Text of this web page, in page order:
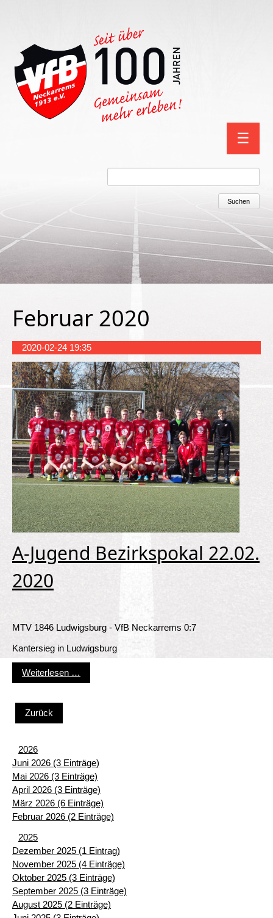
☰
Suchen
Februar 2020
2020-02-24 19:35
A-Jugend Bezirkspokal 22.02.
2020
MTV 1846 Ludwigsburg - VfB Neckarrems 0:7
Kantersieg in Ludwigsburg
Weiterlesen …
Zurück
2026
Juni 2026 (3 Einträge)
Mai 2026 (3 Einträge)
April 2026 (3 Einträge)
März 2026 (6 Einträge)
Februar 2026 (2 Einträge)
2025
Dezember 2025 (1 Eintrag)
November 2025 (4 Einträge)
Oktober 2025 (3 Einträge)
September 2025 (3 Einträge)
August 2025 (2 Einträge)